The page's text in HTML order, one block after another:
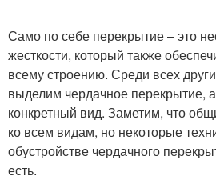
Само по себе перекрытие – это
жесткости, который также
всему строению. Среди всех
выделим чердачное перекрытие,
конкретный вид. Заметим, что
ко всем видам, но некоторые
обустройстве чердачного
есть.